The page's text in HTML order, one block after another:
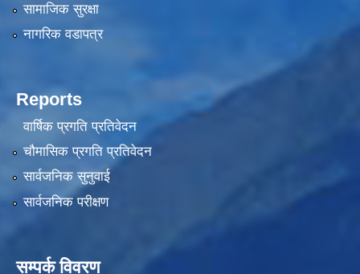
सामाजिक सुरक्षा
नागरिक वडापत्र
Reports
वार्षिक प्रगति प्रतिवेदन
चौमासिक प्रगति प्रतिवेदन
सार्वजनिक सुनुवाई
सार्वजनिक परीक्षण
सम्पर्क विवरण